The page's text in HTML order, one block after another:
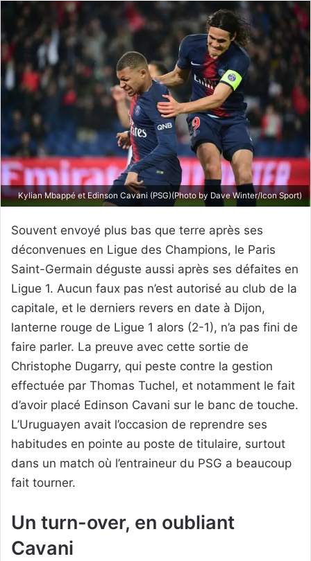
Kylian Mbappé et Edinson Cavani (PSG)(Photo by Dave Winter/Icon Sport)
Souvent envoyé plus bas que terre après ses
déconvenues en Ligue des Champions, le Paris
Saint-Germain déguste aussi après ses défaites en
Ligue 1. Aucun faux pas n’est autorisé au club de la
capitale, et le derniers revers en date à Dijon,
lanterne rouge de Ligue 1 alors (2-1), n’a pas fini de
faire parler. La preuve avec cette sortie de
Christophe Dugarry, qui peste contre la gestion
effectuée par Thomas Tuchel, et notamment le fait
d’avoir placé Edinson Cavani sur le banc de touche.
L’Uruguayen avait l’occasion de reprendre ses
habitudes en pointe au poste de titulaire, surtout
dans un match où l’entraineur du PSG a beaucoup
fait tourner.
Un turn-over, en oubliant
Cavani